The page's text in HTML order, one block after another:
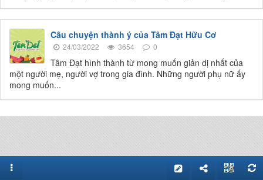
Câu chuyện thành ý của Tâm Đạt Hữu Cơ
24/03/2022 3654 0
Tâm Đạt hình thành từ mong muốn giản dị nhất của
một người mẹ, người vợ trong gia đình. Những người phụ nữ ấy
mong muốn...